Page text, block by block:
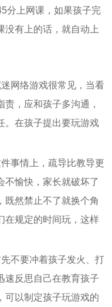
分上网课，如果孩子完
没有上的话，就自动上
网络游戏很常见，当看
，应和孩子多沟通，
。在孩子提出要玩游戏
事情上，疏导比教导更
不愉快，家长就破坏了
既然禁止不了就换个角
在规定的时间玩，这样
不要冲着孩子发火、打
速反思自己在教育孩子
可以制定孩子玩游戏的